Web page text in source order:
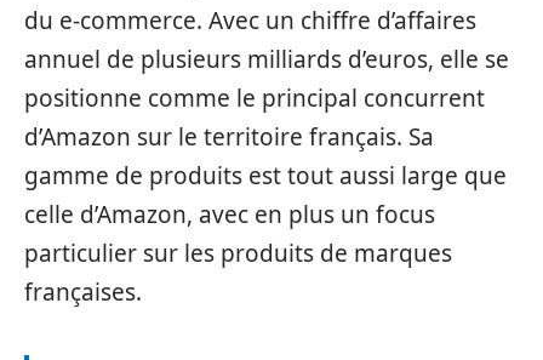
du e-commerce. Avec un chiffre d’affaires
annuel de plusieurs milliards d’euros, elle se
positionne comme le principal concurrent
d’Amazon sur le territoire français. Sa
gamme de produits est tout aussi large que
celle d’Amazon, avec en plus un focus
particulier sur les produits de marques
françaises.